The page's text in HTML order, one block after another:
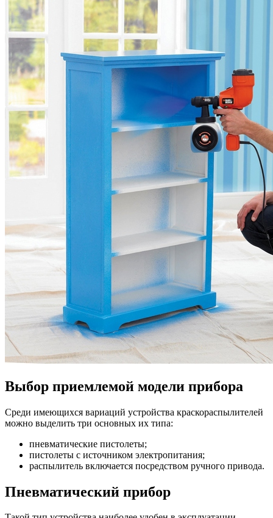
Выбор приемлемой модели прибора
Среди имеющихся вариаций устройства краскораспылителей
можно выделить три основных их типа:
пневматические пистолеты;
пистолеты с источником электропитания;
распылитель включается посредством ручного привода.
Пневматический прибор